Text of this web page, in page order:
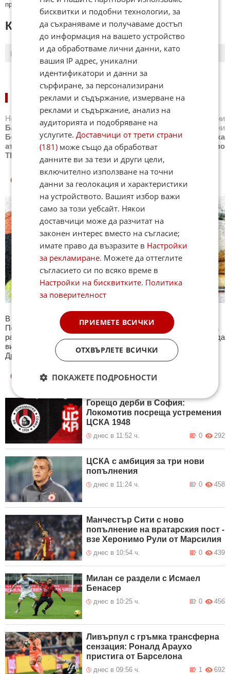
премахнати.
КОМЕНТАРИ КЪМ СТАТИЯТА
ПОСЛЕДНИ ПЪРВИ
НОВИНИ ПО СПОРТОВЕ:
Новини
Новини
Баскетбол ,Новини Волейбол ,Новини
Новини
Бойни спортове ,Новини Други спортове ,Новини
Лека
атлетика
, Новини Моторни спортове ,Новини
Спортът по
ТВ
СПОРТ КУИЗОВЕ
В секция Спорт ще намерите тематична Куиз рубрика.
Периодично се публикува специализиран куиз с въпроси на
различна спортна тематика. След края на всеки тест може да
видите резултат с верните отговори, които сте натрупали.
Другите куизове може да намерите тук. Успех !
ОЩЕ НОВИНИ ОТ СПОРТ
Горещо дерби в София:
Локомотив посреща устремения
ЦСКА 1948
днес в 11:52 ч. 292
0
ЦСКА с амбиция за три нови
попълнения
днес в 11:24 ч. 458
0
Манчестър Сити с ново
попълнение на вратарския пост -
взе Херонимо Рули от Марсилия
днес в 10:54 ч. 439
0
Милан се раздели с Исмаел
Бенасер
днес в 10:25 ч. 456
0
Ливърпул с гръмка трансферна
сензация: Роналд Араухо
пристига от Барселона
днес в 09:56 ч. 692
1
бисквитки и подобни технологии, за
да съхраняваме и получаваме достъп
до информация на вашето устройство
и да обработваме лични данни, като
вашия IP адрес, уникални
идентификатори и данни за
сърфиране, за персонализирани
реклами и съдържание, измерване на
реклами и съдържание, анализ на
аудиторията и подобряване на
услугите.Доставчици от трети страни
(181) може също да обработват
данните ви за тези и други цели,
включително използване на точни
данни за геолокация и характеристики
на устройството. Вашият избор важи
само за този уебсайт. Някои
доставчици може да разчитат на
законен интерес вместо на съгласие;
имате право да възразите в Настройки
за рекламиране. Можете да оттеглите
съгласието си по всяко време в
Настройки на бисквитките. Политика
за поверителност
ПРИЕМЕТЕ ВСИЧКИ
ОТХВЪРЛЕТЕ ВСИЧКИ
ПОКАЖЕТЕ ПОДРОБНОСТИ